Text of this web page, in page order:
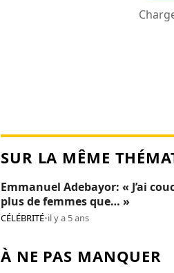
SUR LA MÊME
Emmanuel Adebayor: « J’ai
plus de femmes que… »
CÉLÉBRITÉ•il y a 5 ans
À NE PAS MANQUER